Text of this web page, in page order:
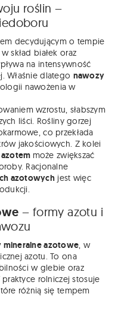
roślin –
decydującym o tempie
skład białek oraz
na intensywność
Właśnie dlatego nawozy
nawożenia w
wzrostu, słabszym
liści. Rośliny gorzej
co przekłada
jakościowych. Z kolei
może zwiększać
Racjonalne
azotowych jest więc
– formy azotu i
mineralne azotowe, w
azotu. To ona
w glebie oraz
rolniczej stosuje
różnią się tempem